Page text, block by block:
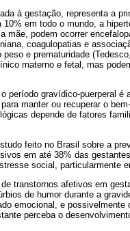
à gestação, representa a
em todo o mundo, a
podem ocorrer
coagulopatias e
e prematuridade
materno e fetal, mas
período gravídico-puerperal é
manter ou recuperar o
depende de fatores
feito no Brasil sobre a
em até 38% das
social, particularmente
transtornos afetivos em
de humor durante a
emocional, e
perceba o